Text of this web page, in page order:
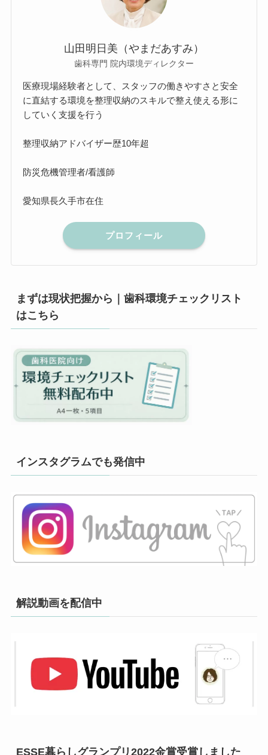
山田明日美（やまだあすみ）
歯科専門 院内環境ディレクター
医療現場経験者として、スタッフの働きやすさと安全
に直結する環境を整理収納のスキルで整え使える形に
していく支援を行う
整理収納アドバイザー歴10年超
防災危機管理者/看護師
愛知県長久手市在住
プロフィール
まずは現状把握から｜歯科環境チェックリスト
はこちら
インスタグラムでも発信中
解説動画を配信中
ESSE暮らしグランプリ2022金賞受賞しました